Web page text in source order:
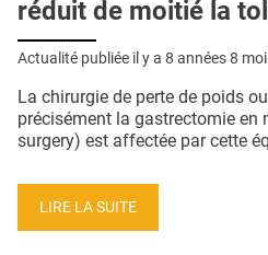
réduit de moitié la
Actualité publiée il y a 8 années 8
La chirurgie de perte de poids
précisément la gastrectomie en
surgery) est affectée par cette
LIRE LA SUITE